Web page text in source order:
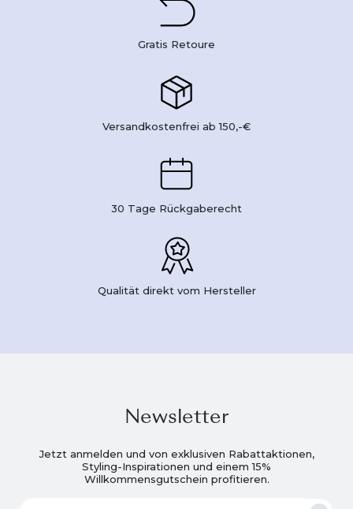
Gratis Retoure
Versandkostenfrei ab 150,-€
30 Tage Rückgaberecht
Qualität direkt vom Hersteller
Newsletter
Jetzt anmelden und von exklusiven Rabattaktionen,
Styling-Inspirationen und einem 15%
Willkommensgutschein profitieren.